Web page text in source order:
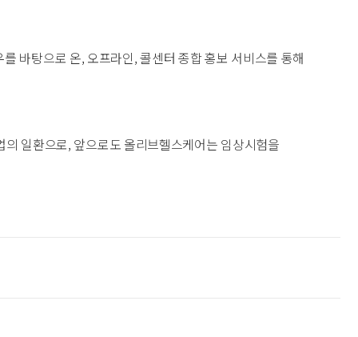
바탕으로 온, 오프라인, 콜센터 종합 홍보 서비스를 통해
일환으로, 앞으로도 올리브헬스케어는 임상시험을